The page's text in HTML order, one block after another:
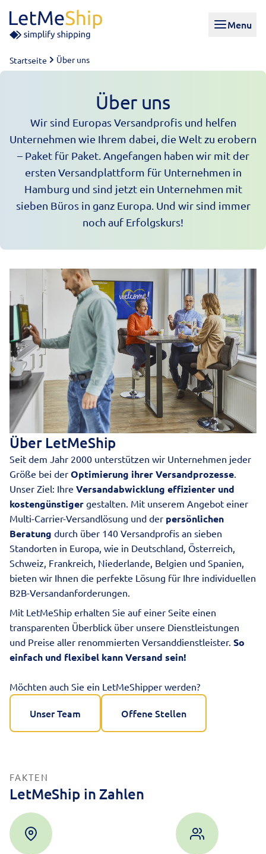
Menu
Startseite Über uns
Über uns
Wir sind Europas Versandprofis und helfen
Unternehmen wie Ihrem dabei, die Welt zu erobern
– Paket für Paket. Angefangen haben wir mit der
ersten Versandplattform für Unternehmen in
Hamburg und sind jetzt ein Unternehmen mit
sieben Büros in ganz Europa. Und wir sind immer
noch auf Erfolgskurs!
Über LetMeShip
Seit dem Jahr 2000 unterstützen wir Unternehmen jeder
Größe bei der Optimierung ihrer Versandprozesse.
Unser Ziel: Ihre Versandabwicklung effizienter und
kostengünstiger gestalten. Mit unserem Angebot einer
Multi-Carrier-Versandlösung und der persönlichen
Beratung durch über 140 Versandprofis an sieben
Standorten in Europa, wie in Deutschland, Österreich,
Schweiz, Frankreich, Niederlande, Belgien und Spanien,
bieten wir Ihnen die perfekte Lösung für Ihre individuellen
B2B-Versandanforderungen.
Mit LetMeShip erhalten Sie auf einer Seite einen
transparenten Überblick über unsere Dienstleistungen
und Preise aller renommierten Versanddienstleister. So
einfach und flexibel kann Versand sein!
Möchten auch Sie ein LetMeShipper werden?
Unser Team Offene Stellen
FAKTEN
LetMeShip in Zahlen